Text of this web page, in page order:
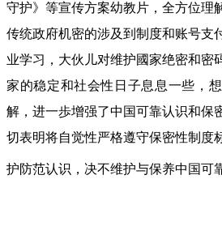
守护》等宣传方案幼教片，全方位理
传统政府机密的涉及到制度和账号支
业学习，大伙儿对维护國家绝密和密
家的稳定和社会性日子息息一些，
解，进一歩增强了中国可靠认识和保
切表明将自觉性严格遵守保密性制度
护防范认识，决不维护与保养中国可